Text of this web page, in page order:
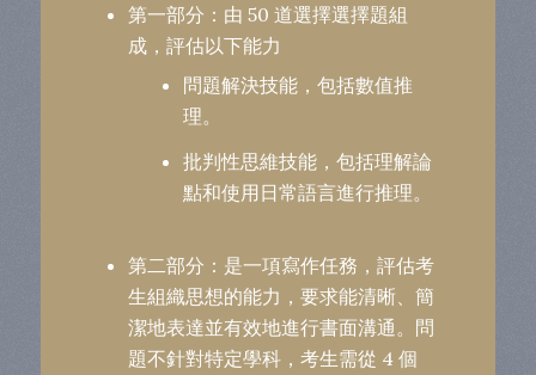
第一部分：由 50 道選擇選擇題組
成，評估以下能力
問題解決技能，包括數值推
理。
批判性思維技能，包括理解論
點和使用日常語言進行推理。
第二部分： 是一項寫作任務，評估考
生組織思想的能力，要求能清晰、簡
潔地表達並有效地進行書面溝通。問
題不針對特定學科，考生需從 4 個